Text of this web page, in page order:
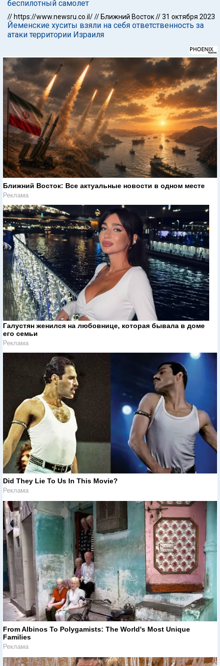
беспилотный самолет
// https://www.newsru.co.il/// Ближний Восток//31 октября 2023
Йеменские хуситы взяли на себя ответственность за
атаки территории Израиля
Ближний Восток: Все актуальные новости в одном месте
Реклама
Галустян женился на любовнице, которая бывала в доме
его семьи
Реклама
Did They Lie To Us In This Movie?
Реклама
From Albinos To Polygamists: The World's Most Unique
Families
Реклама